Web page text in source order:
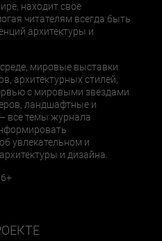
находит свое
читателям всегда быть
архитектуры и
мировые выставки
архитектурных стилей,
с мировыми звездами
ландшафтные и
все темы журнала
увлекательном и
и дизайна.